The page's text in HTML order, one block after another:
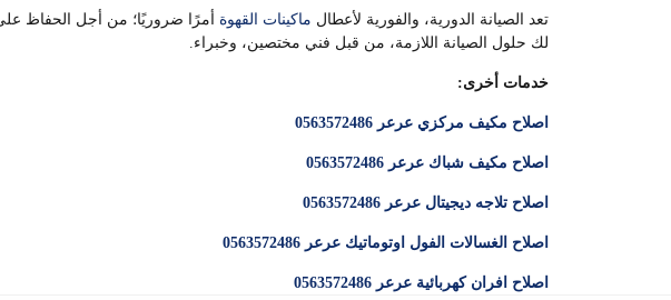
تعد الصيانة الدورية، والفورية لأعطال ماكينات القهوة أمرًا ضروريًا؛ من أجل الحفاظ
لك حلول الصيانة اللازمة، من قبل فني مختصين، وخبراء.
خدمات أخرى:
اصلاح مكيف مركزي عرعر 0563572486
اصلاح مكيف شباك عرعر 0563572486
اصلاح تلاجه ديجيتال عرعر 0563572486
اصلاح الغسالات الفول اوتوماتيك عرعر 0563572486
اصلاح افران كهربائية عرعر 0563572486